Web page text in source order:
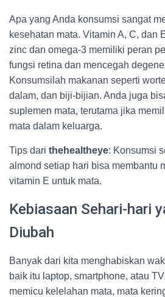
Apa yang Anda konsumsi sangat
kesehatan mata. Vitamin A, C, dan
zinc dan omega-3 memiliki peran
fungsi retina dan mencegah
Konsumsilah makanan seperti
dalam, dan biji-bijian. Anda juga
suplemen mata, terutama jika
mata dalam keluarga.
Tips dari thehealtheye: Konsumsi
almond setiap hari bisa membantu
vitamin E untuk mata.
Kebiasaan Sehari-hari
Diubah
Banyak dari kita menghabiskan
baik itu laptop, smartphone, atau
memicu kelelahan mata, mata